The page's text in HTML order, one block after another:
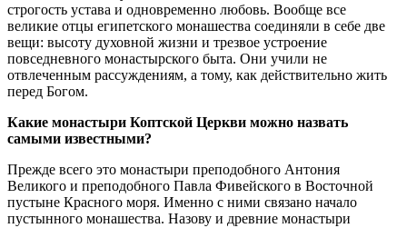
строгость устава и одновременно любовь. Вообще все
великие отцы египетского монашества соединяли в себе две
вещи: высоту духовной жизни и трезвое устроение
повседневного монастырского быта. Они учили не
отвлеченным рассуждениям, а тому, как действительно жить
перед Богом.
Какие монастыри Коптской Церкви можно назвать
самыми известными?
Прежде всего это монастыри преподобного Антония
Великого и преподобного Павла Фивейского в Восточной
пустыне Красного моря. Именно с ними связано начало
пустынного монашества. Назову и древние монастыри